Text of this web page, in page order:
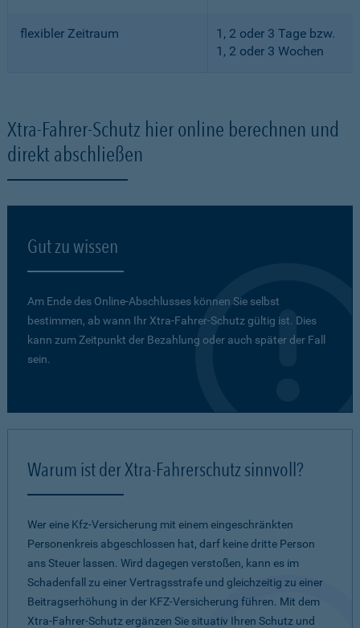
flexibler Zeitraum
1, 2 oder 3 Tage bzw.
1, 2 oder 3 Wochen
Xtra-Fahrer-Schutz hier online berechnen und
direkt abschließen
Gut zu wissen
Am Ende des Online-Abschlusses können Sie selbst
bestimmen, ab wann Ihr Xtra-Fahrer-Schutz gültig ist. Dies
kann zum Zeitpunkt der Bezahlung oder auch später der Fall
sein.
Warum ist der Xtra-Fahrerschutz sinnvoll?
Wer eine Kfz-Versicherung mit einem eingeschränkten
Personenkreis abgeschlossen hat, darf keine dritte Person
ans Steuer lassen. Wird dagegen verstoßen, kann es im
Schadenfall zu einer Vertragsstrafe und gleichzeitig zu einer
Beitragserhöhung in der KFZ-Versicherung führen. Mit dem
Xtra-Fahrer-Schutz ergänzen Sie situativ Ihren Schutz und